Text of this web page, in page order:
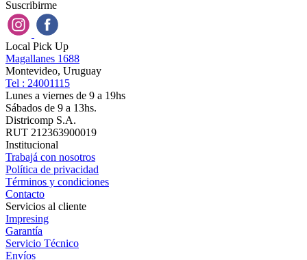
Suscribirme
Local Pick Up
Magallanes 1688
Montevideo, Uruguay
Tel : 24001115
Lunes a viernes de 9 a 19hs
Sábados de 9 a 13hs.
Districomp S.A.
RUT 212363900019
Institucional
Trabajá con nosotros
Política de privacidad
Términos y condiciones
Contacto
Servicios al cliente
Impresing
Garantía
Servicio Técnico
Envíos